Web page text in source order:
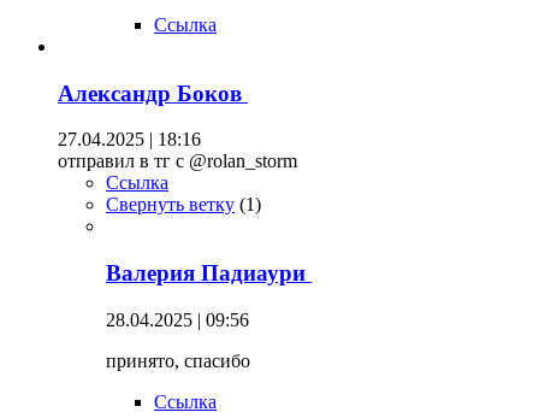
Ссылка
Александр Боков
27.04.2025 | 18:16
отправил в тг с @rolan_storm
Ссылка
Свернуть ветку (1)
Валерия Падиаури
28.04.2025 | 09:56
принято, спасибо
Ссылка